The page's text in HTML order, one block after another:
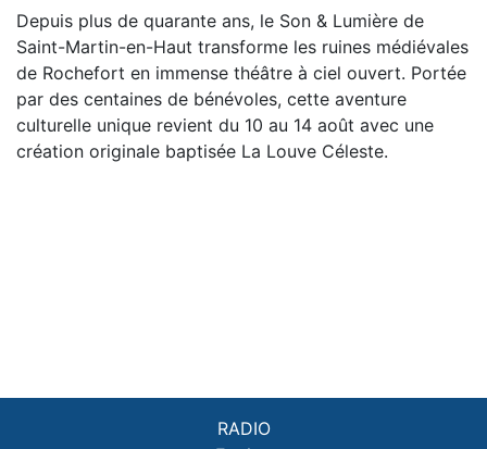
Depuis plus de quarante ans, le Son & Lumière de
Saint-Martin-en-Haut transforme les ruines médiévales
de Rochefort en immense théâtre à ciel ouvert. Portée
par des centaines de bénévoles, cette aventure
culturelle unique revient du 10 au 14 août avec une
création originale baptisée La Louve Céleste.
RADIO